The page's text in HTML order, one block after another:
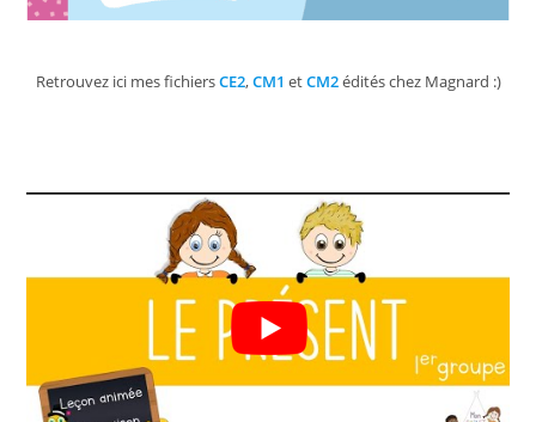
Retrouvez ici mes fichiersCE2,CM1 etCM2édités chez Magnard :)